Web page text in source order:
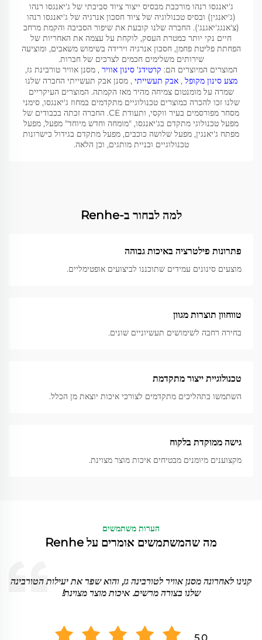
ג'יאנגסו רנהו מורכבת מבסיס ייצור ציוד סביבתי של ג'יאנגסו רנהו
(ג'יאנגין) ובסיס טכנולוגיה של ציוד חסכון אנרגיה של ג'יאנגסו רנהו
(צ'אנגג'יאגנג'). החברה שלנו קובעת את שיפור הסביבה והקמת מרחב
חיים נקי יותר כמטרת העסק, לוקחת על עצמה את האחריות של
הפחתת פליטת פחמן, חסכון אנרגיה וירידה בשימוש משאבים, ומוציעה
שירותים משלימים חכמים לצרכים של חברות.
המוצרים המיוצרים הם: קרטידג' סינון אוויר, מסנן אוויר טורבינת גז,
מצע סינון מקופל,אבק תעשייתי, מסנן אבק תעשייתי החברה שלנו
שמרה על מומנטום צמיחה מהיר מאז הקמתה. המוצרים העיקריים
שלנו זכו להכרה כמוצרים טכנולוגיים מתקדמים במחוז ג'יאנגסו, סימני
מסחר מפורסמים בעיר ווקסי, ותעודת CE. החברה זכתה בכבודים של
מפעל טכנולוגי מתקדם בג'יאנגסו, "מומחה וחדש מיוחד" מפעל, מפעל
מפתח ג'יאנגין, מפעל שלושה כוכבים, מפעל מתקדם בגידול כישרונות
טכנולוגיים ובניית מותגים, וכן הלאה.
למה לבחור ב-Renhe
פתרונות פילטרציה באיכות גבוהה
מוצעים סינונים עמידים שתוכננו לביצועים אופטימליים.
טווחוון תוצרות מגוון
בחירה רחבה לשימושים תעשיוניים שונים.
טכנולוגיית ייצור מתקדמת
השתמשו בתהליכים מתקדמים לצורכי איכות יוצאת מן הכלל.
גישה ממוקדת בלקוח
מקצוענים מיומנים מבטיחים איכות מוצר מצוינת.
הערות משתמשים
מה שהמשתמשים אומרים על Renhe
קנינו לאחרונה מסנן אוויר לטורבינה גז, והוא שפר את יעילות הטורבינה
שלנו בצורה מרשים. איכות מוצר מצוינת!